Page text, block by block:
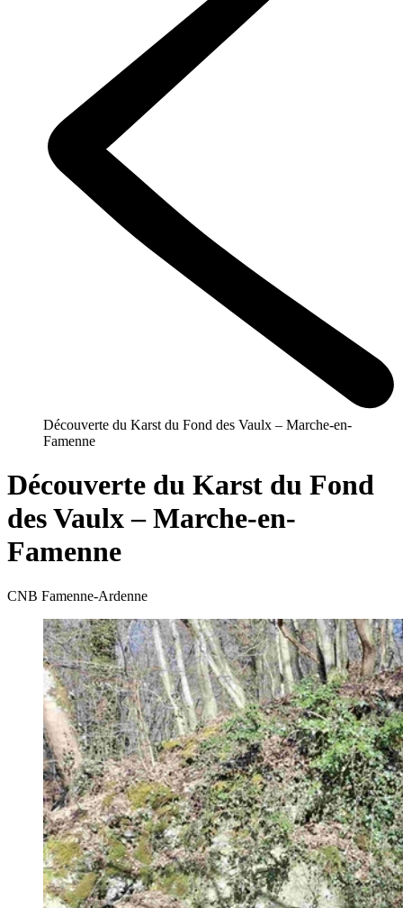
Découverte du Karst du Fond des Vaulx – Marche-en-
Famenne
Découverte du Karst du Fond
des Vaulx – Marche-en-
Famenne
CNB Famenne-Ardenne